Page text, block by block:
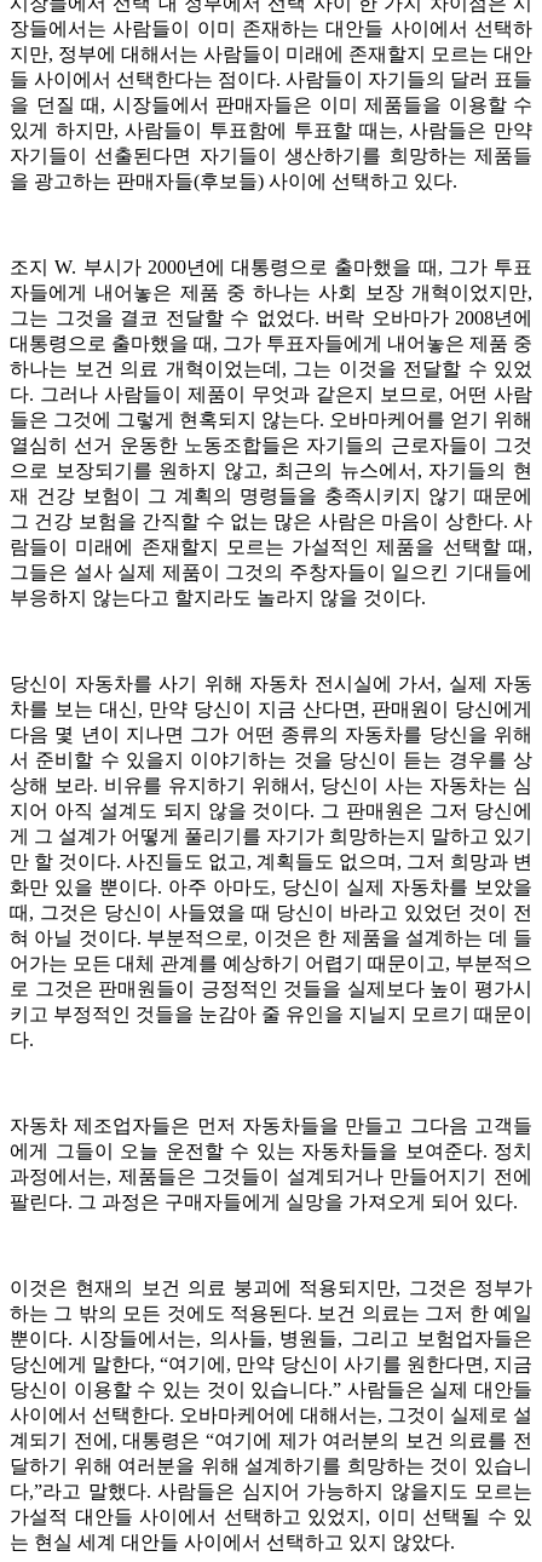
장들에서는 사람들이 이미 존재하는 대안들 사이에서 선택하
지만, 정부에 대해서는 사람들이 미래에 존재할지 모르는 대안
들 사이에서 선택한다는 점이다. 사람들이 자기들의 달러 표들
을 던질 때, 시장들에서 판매자들은 이미 제품들을 이용할 수
있게 하지만, 사람들이 투표함에 투표할 때는, 사람들은 만약
자기들이 선출된다면 자기들이 생산하기를 희망하는 제품들
을 광고하는 판매자들(후보들) 사이에 선택하고 있다.
조지 W. 부시가 2000년에 대통령으로 출마했을 때, 그가 투표
자들에게 내어놓은 제품 중 하나는 사회 보장 개혁이었지만,
그는 그것을 결코 전달할 수 없었다. 버락 오바마가 2008년에
대통령으로 출마했을 때, 그가 투표자들에게 내어놓은 제품 중
하나는 보건 의료 개혁이었는데, 그는 이것을 전달할 수 있었
다. 그러나 사람들이 제품이 무엇과 같은지 보므로, 어떤 사람
들은 그것에 그렇게 현혹되지 않는다. 오바마케어를 얻기 위해
열심히 선거 운동한 노동조합들은 자기들의 근로자들이 그것
으로 보장되기를 원하지 않고, 최근의 뉴스에서, 자기들의 현
재 건강 보험이 그 계획의 명령들을 충족시키지 않기 때문에
그 건강 보험을 간직할 수 없는 많은 사람은 마음이 상한다. 사
람들이 미래에 존재할지 모르는 가설적인 제품을 선택할 때,
그들은 설사 실제 제품이 그것의 주창자들이 일으킨 기대들에
부응하지 않는다고 할지라도 놀라지 않을 것이다.
당신이 자동차를 사기 위해 자동차 전시실에 가서, 실제 자동
차를 보는 대신, 만약 당신이 지금 산다면, 판매원이 당신에게
다음 몇 년이 지나면 그가 어떤 종류의 자동차를 당신을 위해
서 준비할 수 있을지 이야기하는 것을 당신이 듣는 경우를 상
상해 보라. 비유를 유지하기 위해서, 당신이 사는 자동차는 심
지어 아직 설계도 되지 않을 것이다. 그 판매원은 그저 당신에
게 그 설계가 어떻게 풀리기를 자기가 희망하는지 말하고 있기
만 할 것이다. 사진들도 없고, 계획들도 없으며, 그저 희망과 변
화만 있을 뿐이다. 아주 아마도, 당신이 실제 자동차를 보았을
때, 그것은 당신이 사들였을 때 당신이 바라고 있었던 것이 전
혀 아닐 것이다. 부분적으로, 이것은 한 제품을 설계하는 데 들
어가는 모든 대체 관계를 예상하기 어렵기 때문이고, 부분적으
로 그것은 판매원들이 긍정적인 것들을 실제보다 높이 평가시
키고 부정적인 것들을 눈감아 줄 유인을 지닐지 모르기 때문이
다.
자동차 제조업자들은 먼저 자동차들을 만들고 그다음 고객들
에게 그들이 오늘 운전할 수 있는 자동차들을 보여준다. 정치
과정에서는, 제품들은 그것들이 설계되거나 만들어지기 전에
팔린다. 그 과정은 구매자들에게 실망을 가져오게 되어 있다.
이것은 현재의 보건 의료 붕괴에 적용되지만, 그것은 정부가
하는 그 밖의 모든 것에도 적용된다. 보건 의료는 그저 한 예일
뿐이다. 시장들에서는, 의사들, 병원들, 그리고 보험업자들은
당신에게 말한다, “여기에, 만약 당신이 사기를 원한다면, 지금
당신이 이용할 수 있는 것이 있습니다.” 사람들은 실제 대안들
사이에서 선택한다. 오바마케어에 대해서는, 그것이 실제로 설
계되기 전에, 대통령은 “여기에 제가 여러분의 보건 의료를 전
달하기 위해 여러분을 위해 설계하기를 희망하는 것이 있습니
다,”라고 말했다. 사람들은 심지어 가능하지 않을지도 모르는
가설적 대안들 사이에서 선택하고 있었지, 이미 선택될 수 있
는 현실 세계 대안들 사이에서 선택하고 있지 않았다.